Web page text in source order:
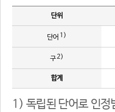
단위
단어 1)
구2)
합계
1) 독립된 단어로 인정